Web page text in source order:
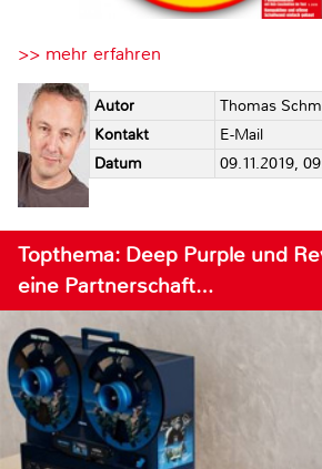
>> mehr erfahren
Autor
Thomas
Kontakt
E-Mail
Datum
09.11.2019,
Topthema: Deep Purple und
eine Partnerschaft…